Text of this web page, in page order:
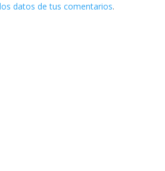
datos de tus comentarios.